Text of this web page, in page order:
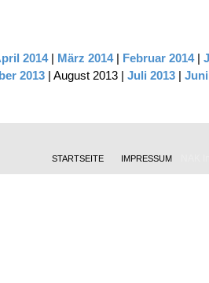
2014| März 2014| Februar 2014|
2013 | August 2013 | Juli 2013 |
STARTSEITE IMPRESSUM